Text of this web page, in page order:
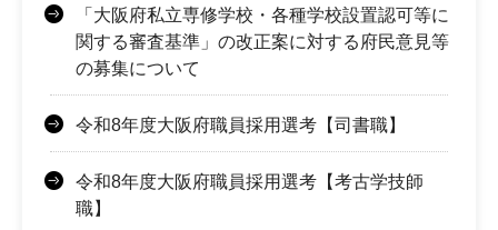
「大阪府私立専修学校・各種学校設置認可等に
関する審査基準」の改正案に対する府民意見等
の募集について
令和8年度大阪府職員採用選考【司書職】
令和8年度大阪府職員採用選考【考古学技師
職】